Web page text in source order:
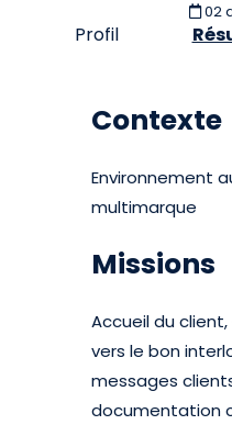
02
Profil
Contexte
Environnement
multimarque
Missions
Accueil du
vers le bon
messages
documentation